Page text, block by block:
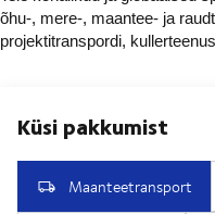
õhu-, mere-, maantee- ja
projektitranspordi,